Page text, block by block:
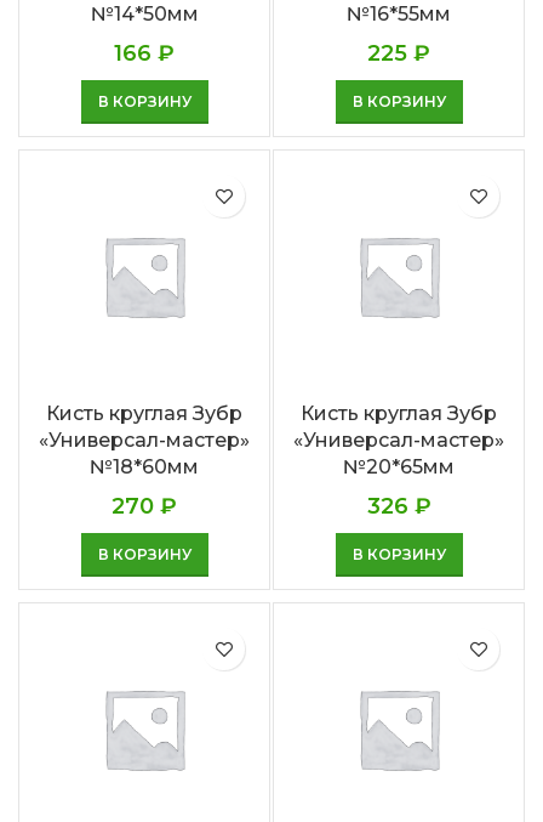
№14*50мм
166 ₽
В КОРЗИНУ
№16*55мм
225 ₽
В КОРЗИНУ
Кисть круглая Зубр
«Универсал-мастер»
№18*60мм
270 ₽
В КОРЗИНУ
Кисть круглая Зубр
«Универсал-мастер»
№20*65мм
326 ₽
В КОРЗИНУ